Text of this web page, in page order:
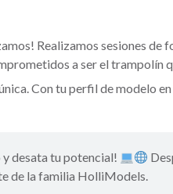
Realizamos sesiones de
a ser el trampolín
Con tu perfil de modelo
y desata tu potencial!
de la familia HolliModels.